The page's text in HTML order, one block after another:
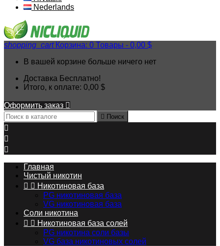
Nederlands
shopping_cart Корзина: 0 Товары - 0,00 $
В вашей корзине больше ничего нет
Доставка Бесплатно!
Итого, к оплате: 0,00 $
Оформить заказ 
 Поиск



Главная
Чистый никотин
  Никотиновая база
PG никотиновая база
VG никотиновая база
Соли никотина
  Никотиновая база солей
PG никотина соли базы
VG база никотиновых солей